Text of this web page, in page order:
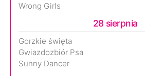
Wrong Girls
28 sierpnia
Gorzkie święta
Gwiazdozbiór Psa
Sunny Dancer